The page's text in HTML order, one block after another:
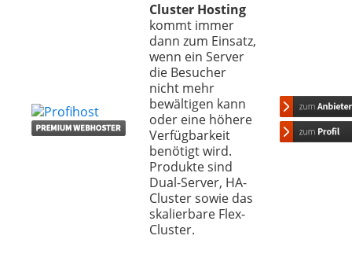
Cluster Hosting
kommt immer
dann zum Einsatz,
wenn ein Server
die Besucher
nicht mehr
bewältigen kann
oder eine höhere
Verfügbarkeit
benötigt wird.
Produkte sind
Dual-Server, HA-
Cluster sowie das
skalierbare Flex-
Cluster.